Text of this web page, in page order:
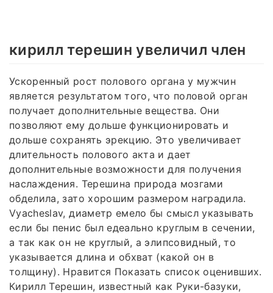
кирилл терешин увеличил член
Ускоренный рост полового органа у мужчин
является результатом того, что половой орган
получает дополнительные вещества. Они
позволяют ему дольше функционировать и
дольше сохранять эрекцию. Это увеличивает
длительность полового акта и дает
дополнительные возможности для получения
наслаждения. Терешина природа мозгами
обделила, зато хорошим размером наградила.
Vyacheslav, диаметр емело бы смысл указывать
если бы пенис был едеально круглым в сечении,
а так как он не круглый, а элипсовидный, то
указывается длина и обхват (какой он в
толщину). Нравится Показать список оценивших.
Кирилл Терешин, известный как Руки-базуки,